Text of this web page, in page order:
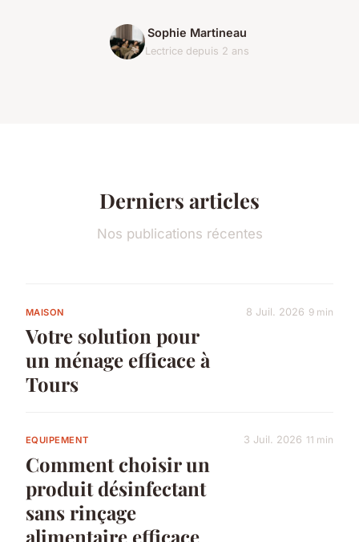
Sophie Martineau
Lectrice depuis 2 ans
Derniers articles
Nos publications récentes
MAISON
Votre solution pour
un ménage efficace à
Tours
8 Juil. 2026 9 min
EQUIPEMENT
Comment choisir un
produit désinfectant
sans rinçage
alimentaire efficace
3 Juil. 2026 11 min